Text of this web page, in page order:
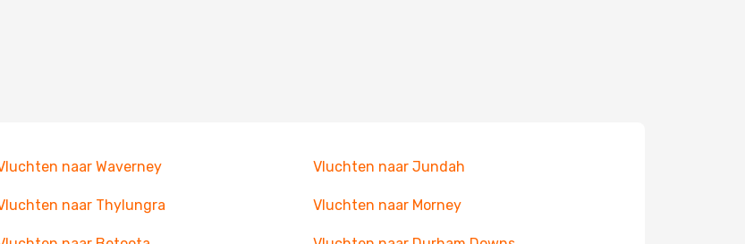
naar Waverney Vluchten naar Jundah
naar Thylungra Vluchten naar Morney